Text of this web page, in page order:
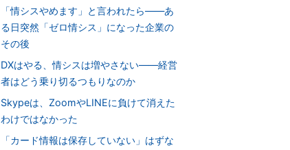
「情シスやめます」と言われたら――あ
る日突然「ゼロ情シス」になった企業の
その後
DXはやる、情シスは増やさない――経営
者はどう乗り切るつもりなのか
Skypeは、ZoomやLINEに負けて消えた
わけではなかった
「カード情報は保存していない」はずな